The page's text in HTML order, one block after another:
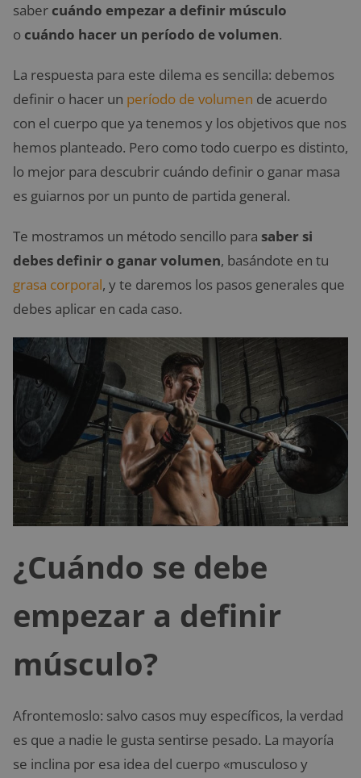
saber cuándo empezar a definir músculo
o cuándo hacer un período de volumen.
La respuesta para este dilema es sencilla: debemos
definir o hacer un período de volumen de acuerdo
con el cuerpo que ya tenemos y los objetivos que nos
hemos planteado. Pero como todo cuerpo es distinto,
lo mejor para descubrir cuándo definir o ganar masa
es guiarnos por un punto de partida general.
Te mostramos un método sencillo para saber si
debes definir o ganar volumen, basándote en tu
grasa corporal, y te daremos los pasos generales que
debes aplicar en cada caso.
¿Cuándo se debe
empezar a definir
músculo?
Afrontemoslo: salvo casos muy específicos, la verdad
es que a nadie le gusta sentirse pesado. La mayoría
se inclina por esa idea del cuerpo «musculoso y